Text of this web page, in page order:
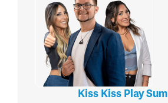
Kiss Kiss Play